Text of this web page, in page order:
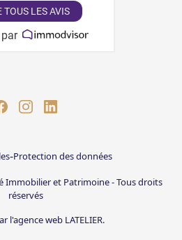
TOUS LES AVIS
Immobilier et Patrimoine - Tous droits
réservés
-Protection des données
l'agence web LATELIER.